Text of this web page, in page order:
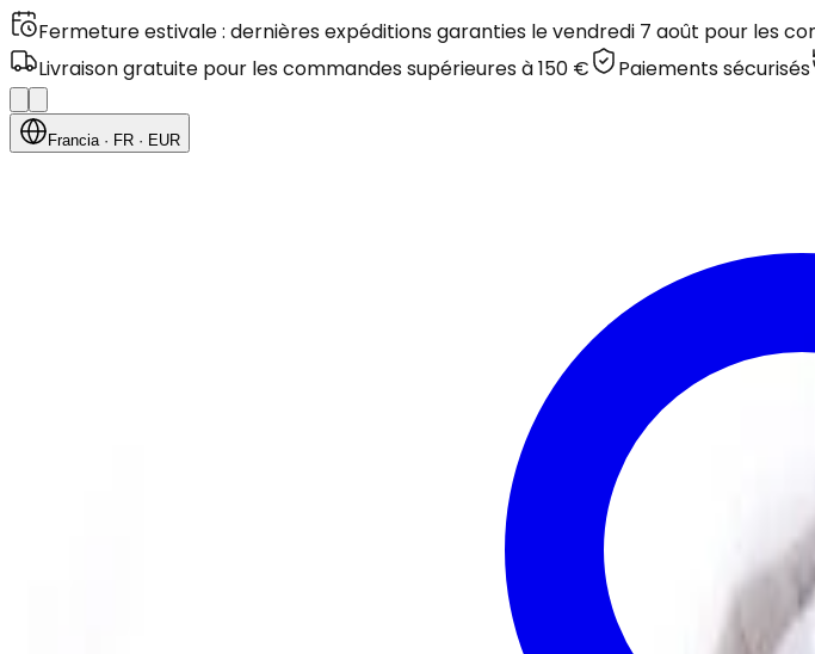
Fermeture estivale : dernières expéditions garanties le vendredi 7 août pour les
Livraison gratuite pour les commandes supérieures à 150 €
Paiements sécurisés
Francia· FR · EUR